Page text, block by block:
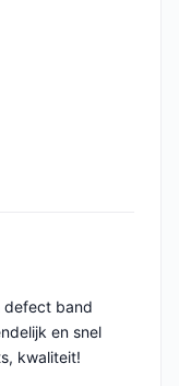
defect band
en snel
kwaliteit!